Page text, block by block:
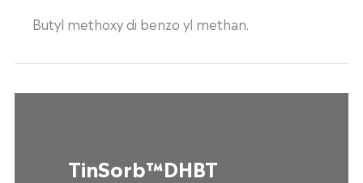
Butyl methoxy di benzo yl methan.
TinSorb™DHBT